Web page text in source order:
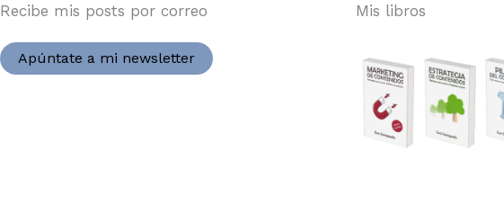
Recibe mis posts por correo
Apúntate a mi newsletter
Mis libros